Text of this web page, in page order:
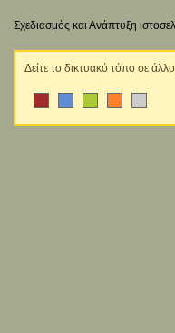
Σχεδιασμός και Ανάπτυξη
Δείτε το δικτυακό τόπο σε